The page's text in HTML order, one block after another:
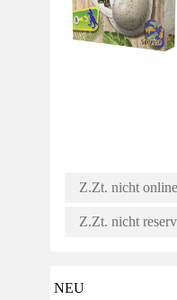
Z.Zt. nicht
Z.Zt. nicht
NEU